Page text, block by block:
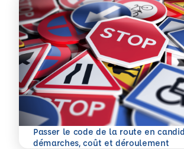
Passer le code de la route en
démarches, coût et déroulement
En savoir plus